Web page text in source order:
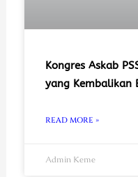
Kongres Askab
yang Kembalikan
READ MORE »
Admin Keme